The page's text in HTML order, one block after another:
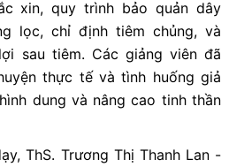
xin, quy trình bảo quản dây
lọc, chỉ định tiêm chủng, và
sau tiêm. Các giảng viên đã
thực tế và tình huống giả
dung và nâng cao tinh thần
ThS. Trương Thị Thanh Lan -